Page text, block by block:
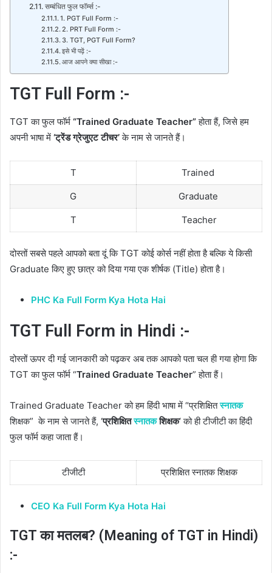
सम्बंधित फुल फॉर्म्स :-
1. PGT Full Form :-
2. PRT Full Form :-
3. TGT, PGT Full Form?
इसे भी पढ़ें :-
आज आपने क्या सीखा :-
TGT Full Form :-
TGT का फुल फॉर्म “Trained Graduate Teacher”होता हैं, जिसे हम
अपनी भाषा में ‘ट्रेंड ग्रेजुएट टीचर’के नाम से जानते हैं।
T Trained
G Graduate
T Teacher
दोस्तों सबसे पहले आपको बता दूं कि TGT कोई कोर्स नहीं होता है बल्कि ये किसी
Graduate किए हुए छात्र को दिया गया एक शीर्षक (Title) होता है।
PHC Ka Full Form Kya Hota Hai
TGT Full Form in Hindi :-
दोस्तों ऊपर दी गई जानकारी को पढ़कर अब तक आपको पता चल ही गया होगा कि
TGT का फुल फॉर्म “Trained Graduate Teacher” होता हैं।
Trained Graduate Teacher को हम हिंदी भाषा में “प्रशिक्षितस्नातक
शिक्षक” के नाम से जानते हैं, ‘प्रशिक्षितस्नातकशिक्षक‘ को ही टीजीटी का हिंदी
फुल फॉर्म कहा जाता हैं।
टीजीटी प्रशिक्षित स्नातक शिक्षक
CEO Ka Full Form Kya Hota Hai
TGT का मतलब? (Meaning of TGT in Hindi)
:-